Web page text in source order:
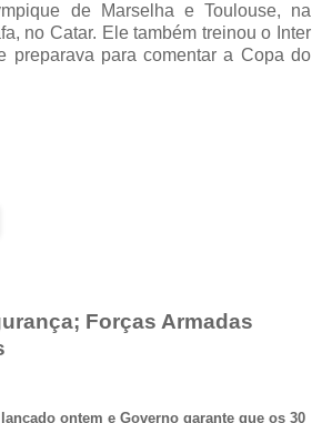
de Marselha e Toulouse, na
no Catar. Ele também treinou o Inter
preparava para comentar a Copa do
Forças Armadas
ontem e Governo garante que os 30